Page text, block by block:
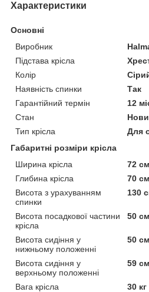
Характеристики
Основні
Виробник
Підстава крісла
Колір
Наявність спинки
Так
Гарантійний термін
12
Стан
Тип крісла
Для
Габаритні розміри крісла
Ширина крісла
72 см
Глибина крісла
70 см
Висота з урахуванням
спинки
130
Висота посадкової частини
крісла
50 см
Висота сидіння у
нижньому положенні
50 см
Висота сидіння у
верхньому положенні
59 см
Вага крісла
30 кг